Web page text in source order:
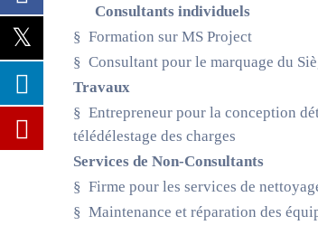
Consultants individuels
§ Formation sur MS Project
§ Consultant pour le marquage du
Travaux
§ Entrepreneur pour la conception
télédélestage des charges
Services de Non-Consultants
§ Firme pour les services de
§ Maintenance et réparation des